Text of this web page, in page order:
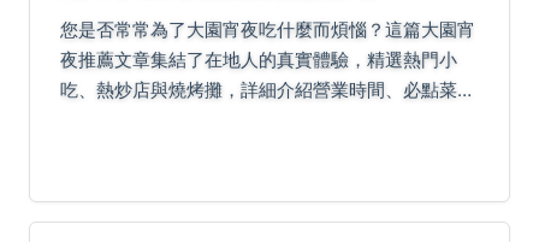
您是否常常為了大園宵夜吃什麼而煩惱？這篇大園宵
夜推薦文章集結了在地人的真實體驗，精選熱門小
吃、熱炒店與燒烤攤，詳細介紹營業時間、必點菜色